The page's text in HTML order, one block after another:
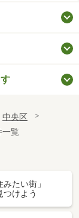
中央区
一覧
みたい街」
つけよう